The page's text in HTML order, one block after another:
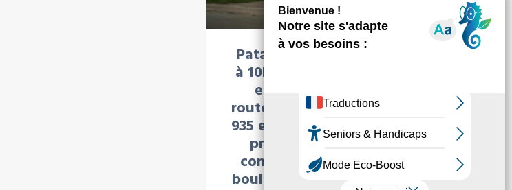
Patay à 17km d’’Orléans et
à 10km de la base de Bricy,
est traversé par deux
routes départementales (RD
935 et RD5). Cette commune
présente de nombreux
commerces (Intermarché,
boulangeries, et services de